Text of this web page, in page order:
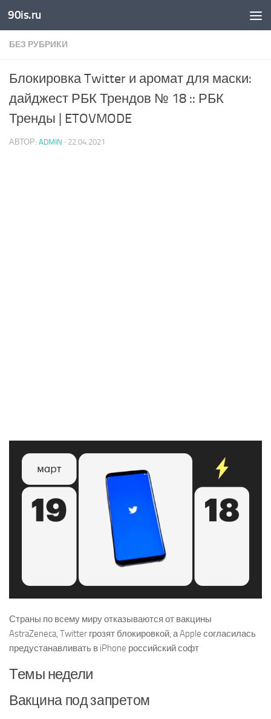
Skip to content
90is.ru
БЕЗ РУБРИКИ
Блокировка Twitter и аромат для маски:
дайджест РБК Трендов № 18 :: РБК
Тренды | ETOVMODE
АВТОР: ADMIN · 22.04.2021
Страны по всему миру отказываются от вакцины
AstraZeneca, Twitter грозят блокировкой, а Apple согласилась
предустанавливать в iPhone российский софт
Темы недели
Вакцина под запретом